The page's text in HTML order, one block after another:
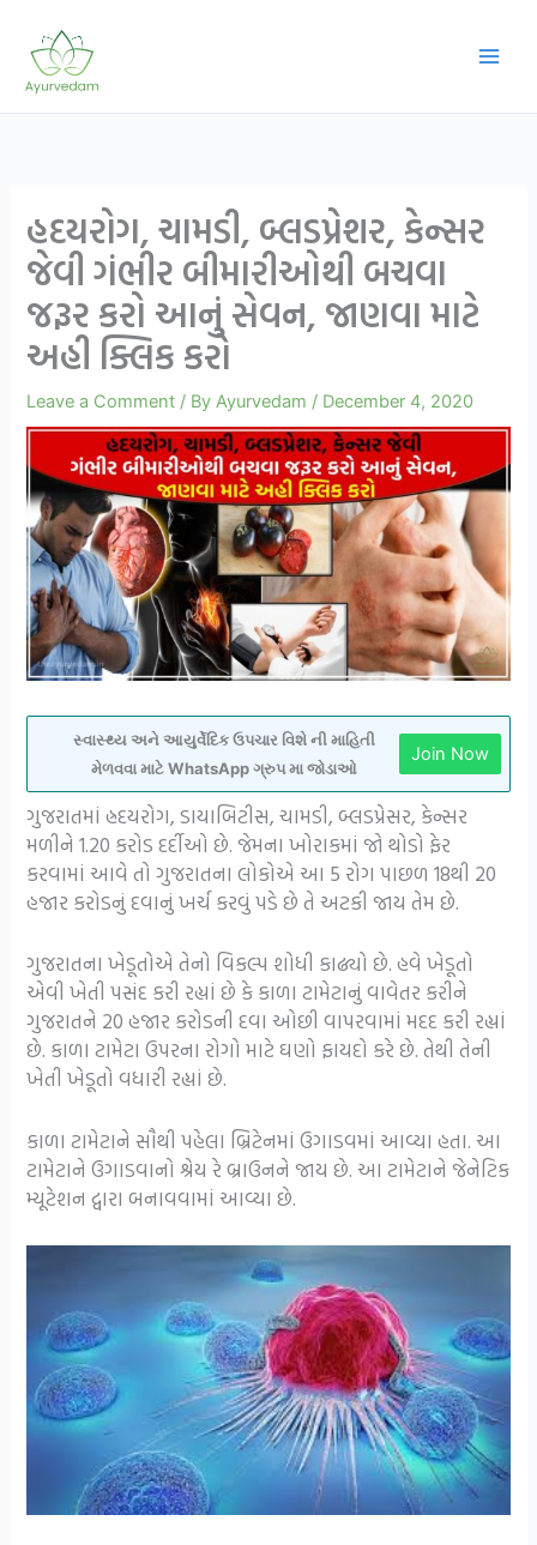
content
હદયરોગ, ચામડી, બ્લડપ્રેશર, કેન્સર
જેવી ગંભીર બીમારીઓથી બચવા
જરૂર કરો આનું સેવન, જાણવા માટે
અહી ક્લિક કરો
Leave a Comment / ByAyurvedam / December 4, 2020
સ્વાસ્થ્ય અને આયુર્વેદિક ઉપચાર વિશે ની માહિતી
મેળવવા માટે WhatsApp ગ્રુપ મા જોડાઓ
Join Now
ગુજરાતમાં હ્રદયરોગ, ડાયાબિટીસ, ચામડી, બ્લડપ્રેસર, કેન્સર
મળીને 1.20 કરોડ દર્દીઓ છે. જેમના ખોરાકમાં જો થોડો ફેર
કરવામાં આવે તો ગુજરાતના લોકોએ આ 5 રોગ પાછળ 18થી 20
હજાર કરોડનું દવાનું ખર્ચ કરવું પડે છે તે અટકી જાય તેમ છે.
ગુજરાતના ખેડૂતોએ તેનો વિકલ્પ શોધી કાઢ્યો છે. હવે ખેડૂતો
એવી ખેતી પસંદ કરી રહ્યાં છે કે કાળા ટામેટાનું વાવેતર કરીને
ગુજરાતને 20 હજાર કરોડની દવા ઓછી વાપરવામાં મદદ કરી રહ્યાં
છે. કાળા ટામેટા ઉપરના રોગો માટે ઘણો ફાયદો કરે છે. તેથી તેની
ખેતી ખેડૂતો વધારી રહ્યાં છે.
કાળા ટામેટાને સૌથી પહેલા બ્રિટેનમાં ઉગાડવમાં આવ્યા હતા. આ
ટામેટાને ઉગાડવાનો શ્રેય રે બ્રાઉનને જાય છે. આ ટામેટાને જેનેટિક
મ્યૂટેશન દ્વારા બનાવવામાં આવ્યા છે.